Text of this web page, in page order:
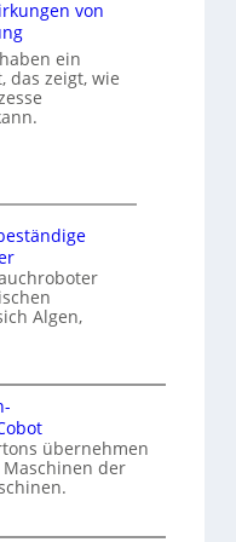
von
ein
das zeigt, wie
Algen,
übernehmen
der